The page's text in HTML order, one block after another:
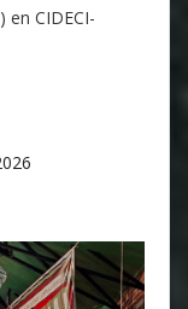
CIDECI-